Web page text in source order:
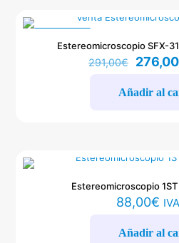
Estereomicroscopio SFX-
291,00€
El
original
276,00
Añadir al
Estereomicroscopio
88,00€
Añadir al